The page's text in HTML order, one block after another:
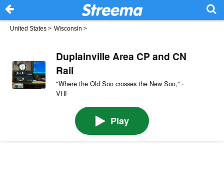
United States > Wisconsin >
Duplainville Area CP and CN
Rail
"Where the Old Soo crosses the New Soo," ·
VHF
Play